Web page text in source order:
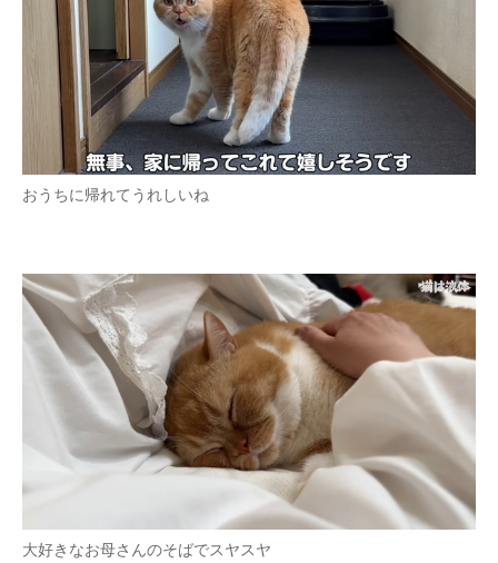
おうちに帰れてうれしいね
大好きなお母さんのそばでスヤスヤ